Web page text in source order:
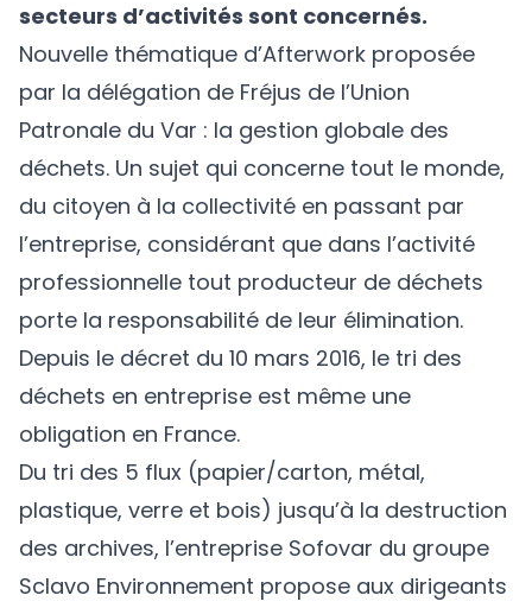
secteurs d’activités sont concernés.
Nouvelle thématique d’Afterwork proposée
par la délégation de Fréjus de l’Union
Patronale du Var : la gestion globale des
déchets. Un sujet qui concerne tout le monde,
du citoyen à la collectivité en passant par
l’entreprise, considérant que dans l’activité
professionnelle tout producteur de déchets
porte la responsabilité de leur élimination.
Depuis le décret du 10 mars 2016, le tri des
déchets en entreprise est même une
obligation en France.
Du tri des 5 flux (papier/carton, métal,
plastique, verre et bois) jusqu’à la destruction
des archives, l’entreprise Sofovar du groupe
Sclavo Environnement propose aux dirigeants